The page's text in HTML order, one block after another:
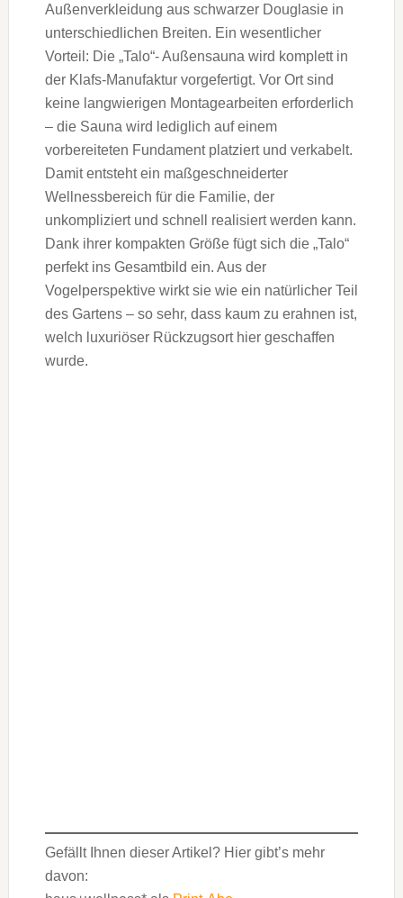
Außenverkleidung aus schwarzer Douglasie in
unterschiedlichen Breiten. Ein wesentlicher
Vorteil: Die „Talo“- Außensauna wird komplett in
der Klafs-Manufaktur vorgefertigt. Vor Ort sind
keine langwierigen Montagearbeiten erforderlich
– die Sauna wird lediglich auf einem
vorbereiteten Fundament platziert und verkabelt.
Damit entsteht ein maßgeschneiderter
Wellnessbereich für die Familie, der
unkompliziert und schnell realisiert werden kann.
Dank ihrer kompakten Größe fügt sich die „Talo“
perfekt ins Gesamtbild ein. Aus der
Vogelperspektive wirkt sie wie ein natürlicher Teil
des Gartens – so sehr, dass kaum zu erahnen ist,
welch luxuriöser Rückzugsort hier geschaffen
wurde.
Gefällt Ihnen dieser Artikel? Hier gibt’s mehr
davon: